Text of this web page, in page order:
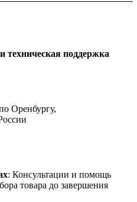
техническая поддержка
Оренбургу,
: Консультации и помощь
товара до завершения